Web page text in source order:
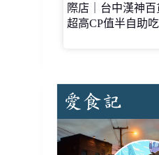
際店｜台中漢神百
超高CP值半自助